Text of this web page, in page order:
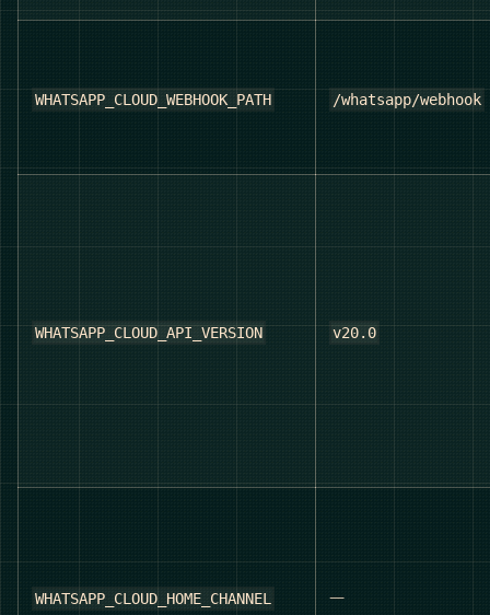
WHATSAPP_CLOUD_WEBHOOK_PATH /whatsapp/webhook
WHATSAPP_CLOUD_API_VERSION v20.0
WHATSAPP_CLOUD_HOME_CHANNEL —